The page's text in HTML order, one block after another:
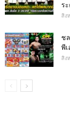
ร
สิง
ช
พี
สิง